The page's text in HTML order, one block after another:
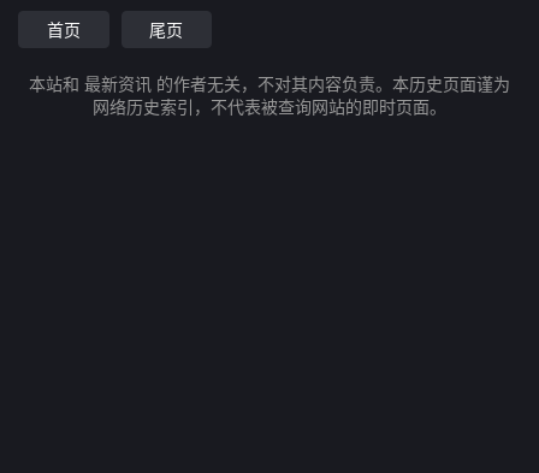
首页
尾页
本站和 最新资讯 的作者无关，不对其内容负责。本历史页面谨为
网络历史索引，不代表被查询网站的即时页面。